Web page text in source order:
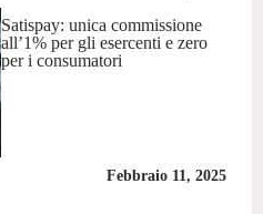
Satispay: unica commissione
all’1% per gli esercenti e zero
per i consumatori
Febbraio 11, 2025